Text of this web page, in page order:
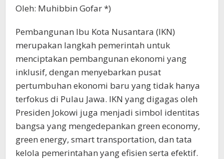
Oleh: Muhibbin Gofar *)
Pembangunan Ibu Kota Nusantara (IKN)
merupakan langkah pemerintah untuk
menciptakan pembangunan ekonomi yang
inklusif, dengan menyebarkan pusat
pertumbuhan ekonomi baru yang tidak hanya
terfokus di Pulau Jawa. IKN yang digagas oleh
Presiden Jokowi juga menjadi simbol identitas
bangsa yang mengedepankan green economy,
green energy, smart transportation, dan tata
kelola pemerintahan yang efisien serta efektif.